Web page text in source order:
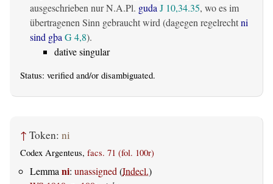
ausgeschrieben nur N.A.Pl. guda J 10,34.35, wo es im
übertragenen Sinn gebraucht wird (dagegen regelrechtni
sind gþa G 4,8).
dative singular
Status: verified and/or disambiguated.
↑ Token: ni
Codex Argenteus, facs. 71 (fol. 100r)
Lemma ni: unassigned (Indecl.)